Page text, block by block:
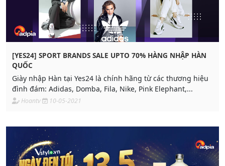
[YES24] SPORT BRANDS SALE UPTO 70% HÀNG NHẬP HÀN
QUỐC
Giày nhập Hàn tại Yes24 là chính hãng từ các thương hiệu
đình đám: Adidas, Domba, Fila, Nike, Pink Elephant,...
Hoantv 10-05-2021